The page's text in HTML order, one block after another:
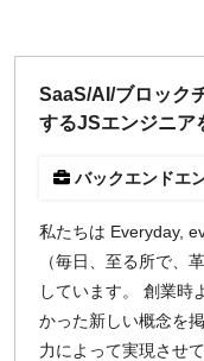
出社希望
新規事業
スタートアップ
SaaS/AI/ブロック
するJSエンジニア
バックエンドエ
私たちは Everyday,
（毎日、至る所で、
しています。 創業時
かった新しい概念を
力によって実現させ